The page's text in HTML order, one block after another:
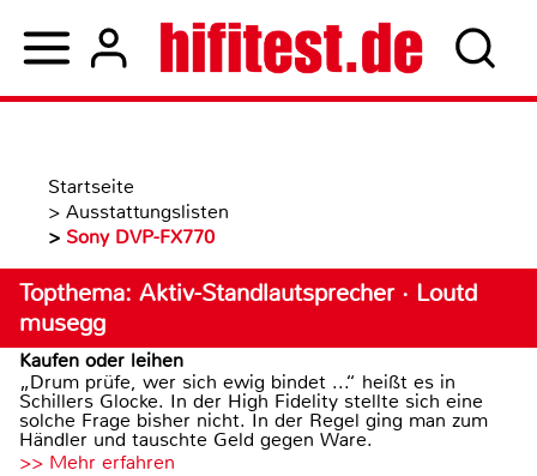
Startseite
> Ausstattungslisten
> Sony DVP-FX770
Topthema: Aktiv-Standlautsprecher · Loutd
musegg
Kaufen oder leihen
„Drum prüfe, wer sich ewig bindet ...“ heißt es in
Schillers Glocke. In der High Fidelity stellte sich eine
solche Frage bisher nicht. In der Regel ging man zum
Händler und tauschte Geld gegen Ware.
>> Mehr erfahren